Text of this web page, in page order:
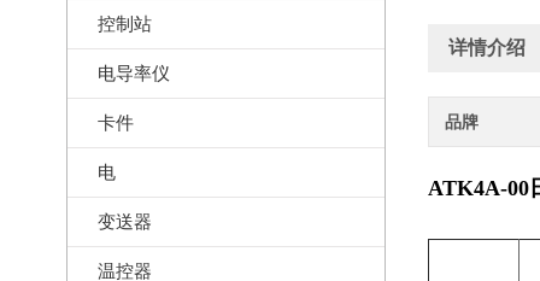
控制站
电导率仪
卡件
电
变送器
温控器
详情介绍
品牌
ATK4A-00